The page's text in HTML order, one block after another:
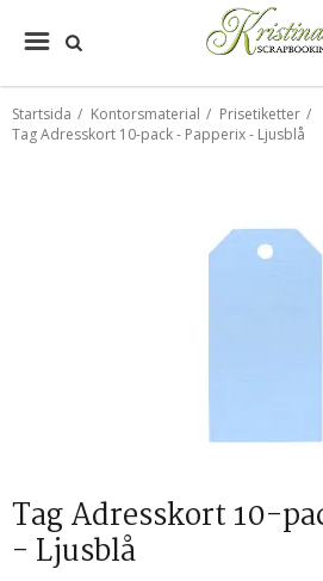
Startsida / Kontorsmaterial / Prisetiketter /
Tag Adresskort 10-pack - Papperix - Ljusblå
Tag Adresskort 10-
- Ljusblå